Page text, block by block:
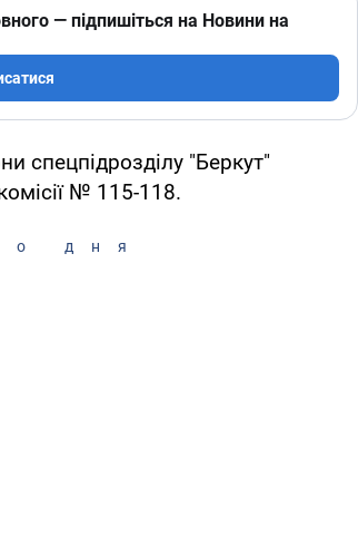
— підпишіться на Новини на
спецпідрозділу "Беркут"
№ 115-118.
дня